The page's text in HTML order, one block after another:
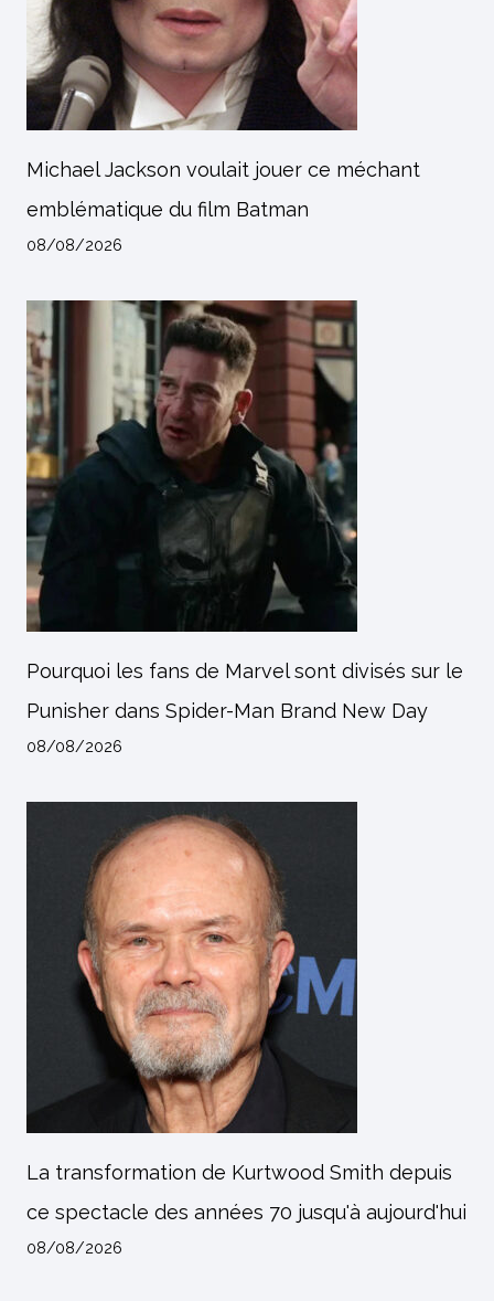
Michael Jackson voulait jouer ce méchant
emblématique du film Batman
08/08/2026
Pourquoi les fans de Marvel sont divisés sur le
Punisher dans Spider-Man Brand New Day
08/08/2026
La transformation de Kurtwood Smith depuis
ce spectacle des années 70 jusqu'à aujourd'hui
08/08/2026